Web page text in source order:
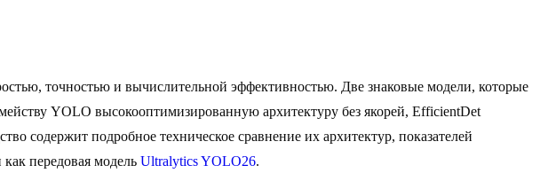
точностью и вычислительной эффективностью. Две знаковые модели, которые
YOLO высокооптимизированную архитектуру без якорей, EfficientDet
содержит подробное техническое сравнение их архитектур, показателей
передовая модель Ultralytics YOLO26.